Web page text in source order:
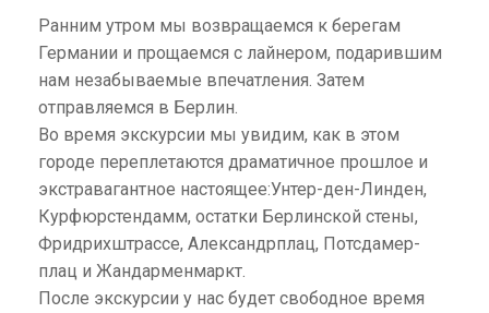
Ранним утром мы возвращаемся к берегам
Германии и прощаемся с лайнером, подарившим
нам незабываемые впечатления. Затем
отправляемся в Берлин.
Во время экскурсии мы увидим, как в этом
городе переплетаются драматичное прошлое и
экстравагантное настоящее:Унтер-ден-Линден,
Курфюрстендамм, остатки Берлинской стены,
Фридрихштрассе, Александрплац, Потсдамер-
плац и Жандарменмаркт.
После экскурсии у нас будет свободное время